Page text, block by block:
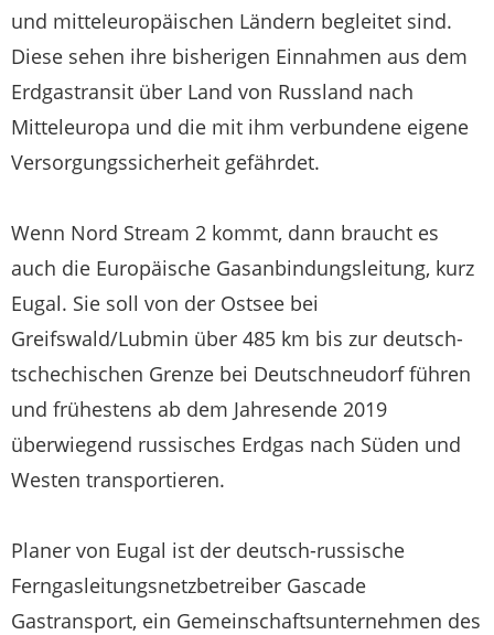
und mitteleuropäischen Ländern begleitet sind.
Diese sehen ihre bisherigen Einnahmen aus dem
Erdgastransit über Land von Russland nach
Mitteleuropa und die mit ihm verbundene eigene
Versorgungssicherheit gefährdet.
Wenn Nord Stream 2 kommt, dann braucht es
auch die Europäische Gasanbindungsleitung, kurz
Eugal. Sie soll von der Ostsee bei
Greifswald/Lubmin über 485 km bis zur deutsch-
tschechischen Grenze bei Deutschneudorf führen
und frühestens ab dem Jahresende 2019
überwiegend russisches Erdgas nach Süden und
Westen transportieren.
Planer von Eugal ist der deutsch-russische
Ferngasleitungsnetzbetreiber Gascade
Gastransport, ein Gemeinschaftsunternehmen des